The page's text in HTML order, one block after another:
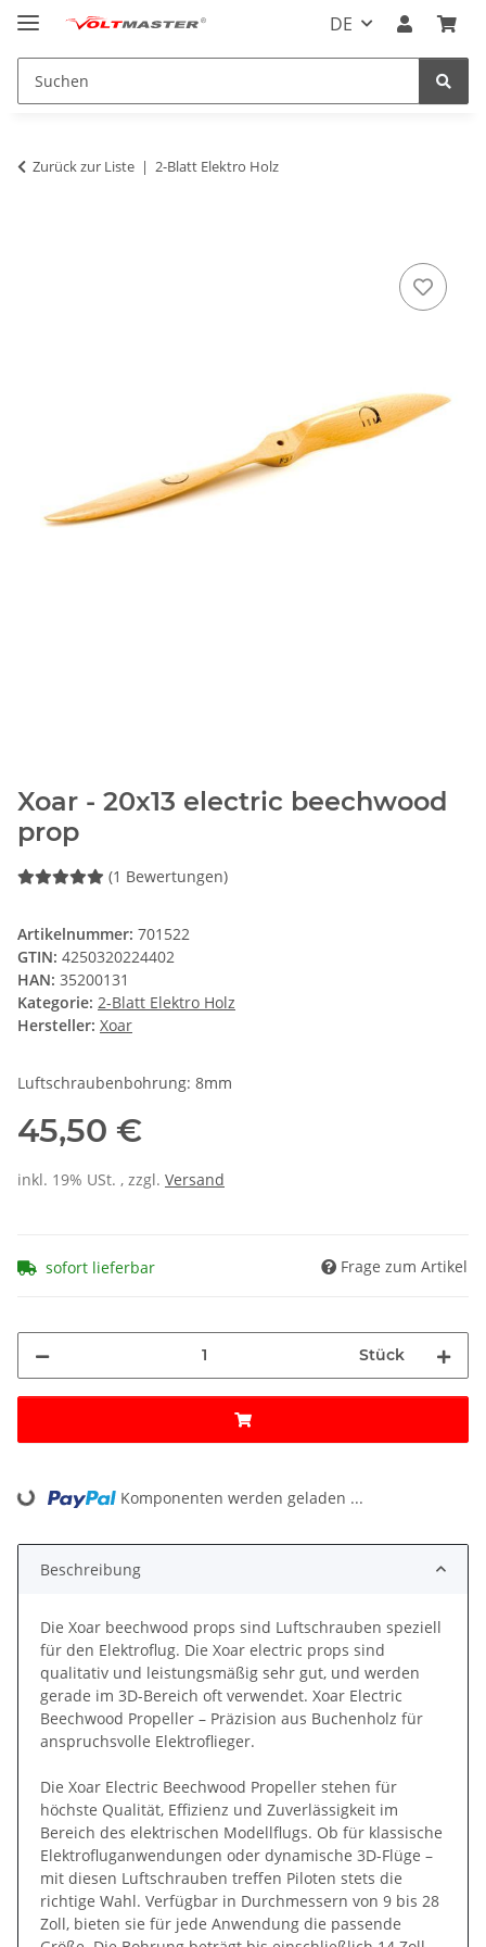
DE
Zurück zur Liste 2-Blatt Elektro Holz
Xoar - 20x13 electric beechwood
prop
(1 Bewertungen)
Artikelnummer: 701522
GTIN: 4250320224402
HAN: 35200131
Kategorie: 2-Blatt Elektro Holz
Hersteller: Xoar
Luftschraubenbohrung: 8mm
45,50 €
inkl. 19% USt. , zzgl. Versand
sofort lieferbar Frage zum Artikel
Stück
Loading... Komponenten werden geladen ...
Beschreibung
Die Xoar beechwood props sind Luftschrauben speziell
für den Elektroflug. Die Xoar electric props sind
qualitativ und leistungsmäßig sehr gut, und werden
gerade im 3D-Bereich oft verwendet. Xoar Electric
Beechwood Propeller – Präzision aus Buchenholz für
anspruchsvolle Elektroflieger.
Die Xoar Electric Beechwood Propeller stehen für
höchste Qualität, Effizienz und Zuverlässigkeit im
Bereich des elektrischen Modellflugs. Ob für klassische
Elektrofluganwendungen oder dynamische 3D-Flüge –
mit diesen Luftschrauben treffen Piloten stets die
richtige Wahl. Verfügbar in Durchmessern von 9 bis 28
Zoll, bieten sie für jede Anwendung die passende